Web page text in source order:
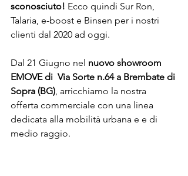
sconosciuto! Ecco quindi Sur Ron,
Talaria, e-boost e Binsen per i nostri
clienti dal 2020 ad oggi.
Dal 21 Giugno nel nuovo showroom
EMOVE di  Via Sorte n.64 a Brembate di
Sopra (BG), arricchiamo la nostra
offerta commerciale con una linea
dedicata alla mobilità urbana e e di
medio raggio.